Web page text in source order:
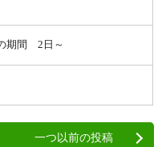
期間 2日～
一つ以前の投稿